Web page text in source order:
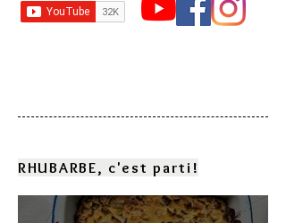
RHUBARBE, c'est parti!